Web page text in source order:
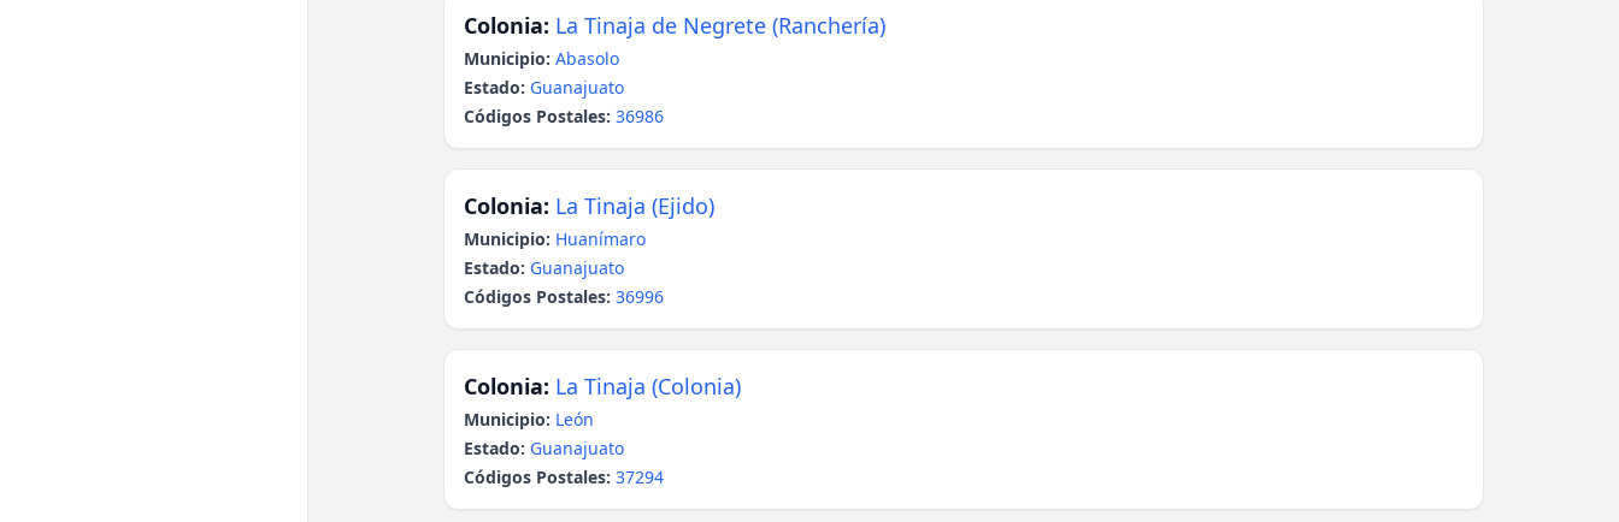
Colonia: La Tinaja de Negrete (Ranchería)
Municipio: Abasolo
Estado: Guanajuato
Códigos Postales: 36986
Colonia: La Tinaja (Ejido)
Municipio: Huanímaro
Estado: Guanajuato
Códigos Postales: 36996
Colonia: La Tinaja (Colonia)
Municipio: León
Estado: Guanajuato
Códigos Postales: 37294